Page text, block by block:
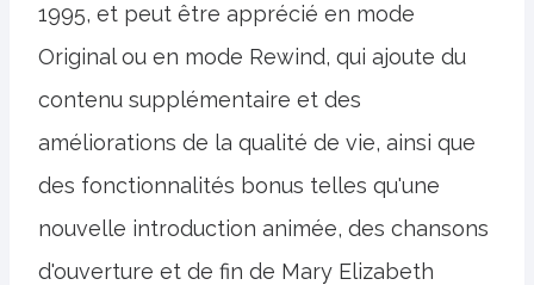
1995, et peut être apprécié en mode
Original ou en mode Rewind, qui ajoute du
contenu supplémentaire et des
améliorations de la qualité de vie, ainsi que
des fonctionnalités bonus telles qu'une
nouvelle introduction animée, des chansons
d'ouverture et de fin de Mary Elizabeth